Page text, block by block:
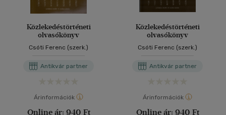
Közlekedéstörténeti
olvasókönyv
Csóti Ferenc (szerk.)
Antikvár partner
Árinformációk
Online ár: 940 Ft
Közlekedéstörténeti
olvasókönyv
Csóti Ferenc (szerk.)
Antikvár partner
Árinformációk
Online ár: 940 Ft